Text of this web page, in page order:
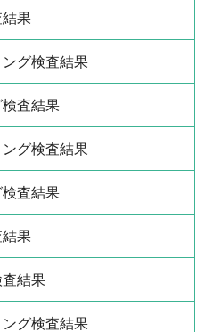
果
グ検査結果
査結果
グ検査結果
査結果
結果
結果
グ検査結果